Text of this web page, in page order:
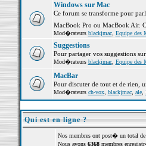
Windows sur Mac
Ce forum se transforme pour
MacBook Pro ou MacBook Air.
Mod�rateurs blackjmac, Equipe des
Suggestions
Pour partager vos suggestions
Mod�rateurs blackjmac, Equipe des
MacBar
Pour discuter de tout et de rien,
Mod�rateurs ch-vox, blackjmac, ale,
Qui est en ligne ?
Nos membres ont post� un total de
Nous avons 6368membres